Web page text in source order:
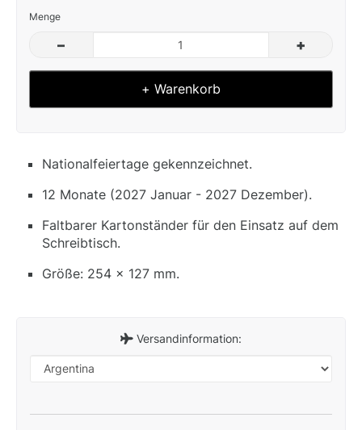
Menge
– +
+ Warenkorb
Nationalfeiertage gekennzeichnet.
12 Monate (2027 Januar - 2027 Dezember).
Faltbarer Kartonständer für den Einsatz auf dem
Schreibtisch.
Größe: 254 x 127 mm.
Versandinformation: